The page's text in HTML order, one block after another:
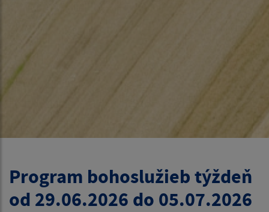
Program bohoslužieb týždeň
od 29.06.2026 do 05.07.2026